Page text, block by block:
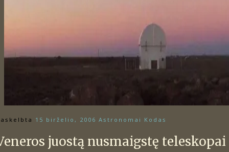
15 birželio, 2006 Astronomai Kodas
juostą nusmaigstę teleskopai